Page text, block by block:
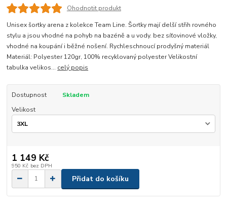
Ohodnotit produkt
Unisex šortky arena z kolekce Team Line. Šortky mají delší střih rovného
stylu a jsou vhodné na pohyb na bazéně a u vody. bez síťovinové vložky,
vhodné na koupání i běžné nošení. Rychleschnoucí prodyšný materiál
Materiál: Polyester 120gr, 100% recyklovaný polyester Velikostní
tabulka velikos... celý popis
Dostupnost
Skladem
Velikost
1 149 Kč
950 Kč bez DPH
Přidat do košíku